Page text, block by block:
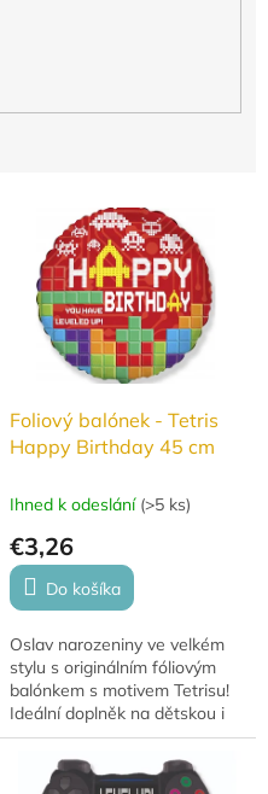
Foliový balónek - Tetris
Happy Birthday 45 cm
Ihned k odeslání (>5 ks)
€3,26
Do košíka
Oslav narozeniny ve velkém
stylu s originálním fóliovým
balónkem s motivem Tetrisu!
Ideální doplněk na dětskou i
retro párty.